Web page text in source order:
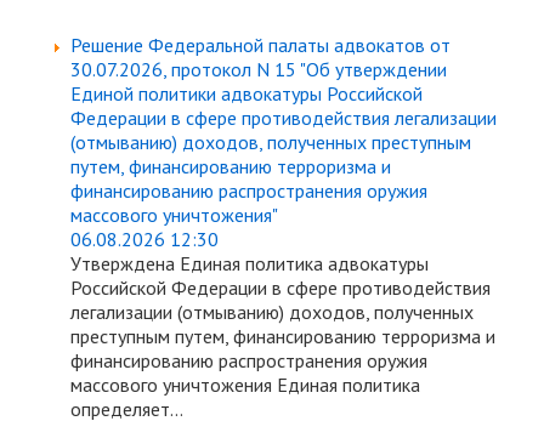
Решение Федеральной палаты адвокатов от
30.07.2026, протокол N 15 "Об утверждении
Единой политики адвокатуры Российской
Федерации в сфере противодействия легализации
(отмыванию) доходов, полученных преступным
путем, финансированию терроризма и
финансированию распространения оружия
массового уничтожения"
06.08.2026 12:30
Утверждена Единая политика адвокатуры
Российской Федерации в сфере противодействия
легализации (отмыванию) доходов, полученных
преступным путем, финансированию терроризма и
финансированию распространения оружия
массового уничтожения Единая политика
определяет...